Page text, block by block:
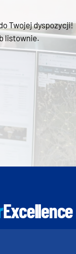
Twojej dyspozycji!
listownie.
Excellence